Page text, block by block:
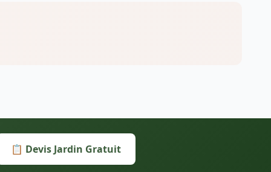
📋 Devis Jardin Gratuit